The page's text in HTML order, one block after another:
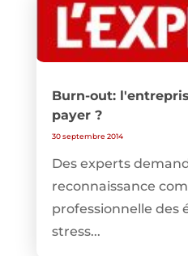
Burn-out:
payer ?
30 septembre 2014
Des experts
reconnaissance
professionnelle des
stress...